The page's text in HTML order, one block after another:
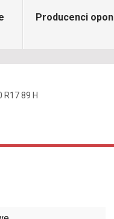
Producenci opon
R17 89 H